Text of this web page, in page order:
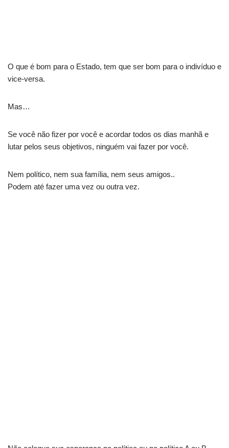
O que é bom para o Estado, tem que ser bom para o indivíduo e
vice-versa.
Mas…
Se você não fizer por você e acordar todos os dias manhã e
lutar pelos seus objetivos, ninguém vai fazer por você.
Nem político, nem sua família, nem seus amigos..
Podem até fazer uma vez ou outra vez.